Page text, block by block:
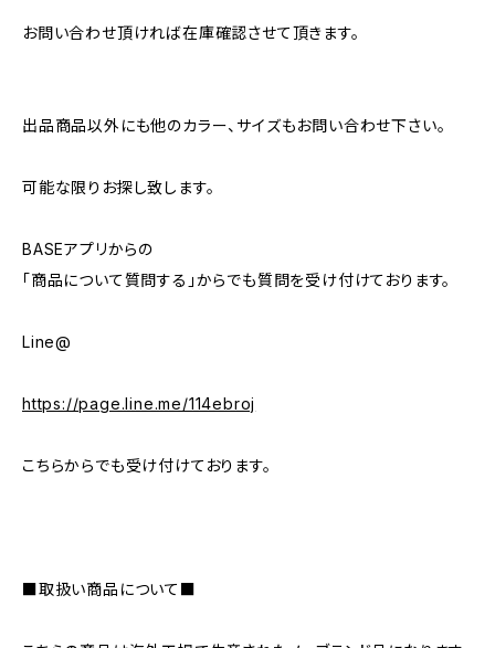
お問い合わせ頂ければ在庫確認させて頂きます。
出品商品以外にも他のカラー、サイズもお問い合わせ下さい。
可能な限りお探し致します。
BASEアプリからの
「商品について質問する」からでも質問を受け付けております。
Line@
https://page.line.me/114ebroj
こちらからでも受け付けております。
■取扱い商品について■